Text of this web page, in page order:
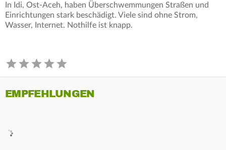
In Idi, Ost-Aceh, haben Überschwemmungen Straßen und
Einrichtungen stark beschädigt. Viele sind ohne Strom,
Wasser, Internet. Nothilfe ist knapp.
EMPFEHLUNGEN